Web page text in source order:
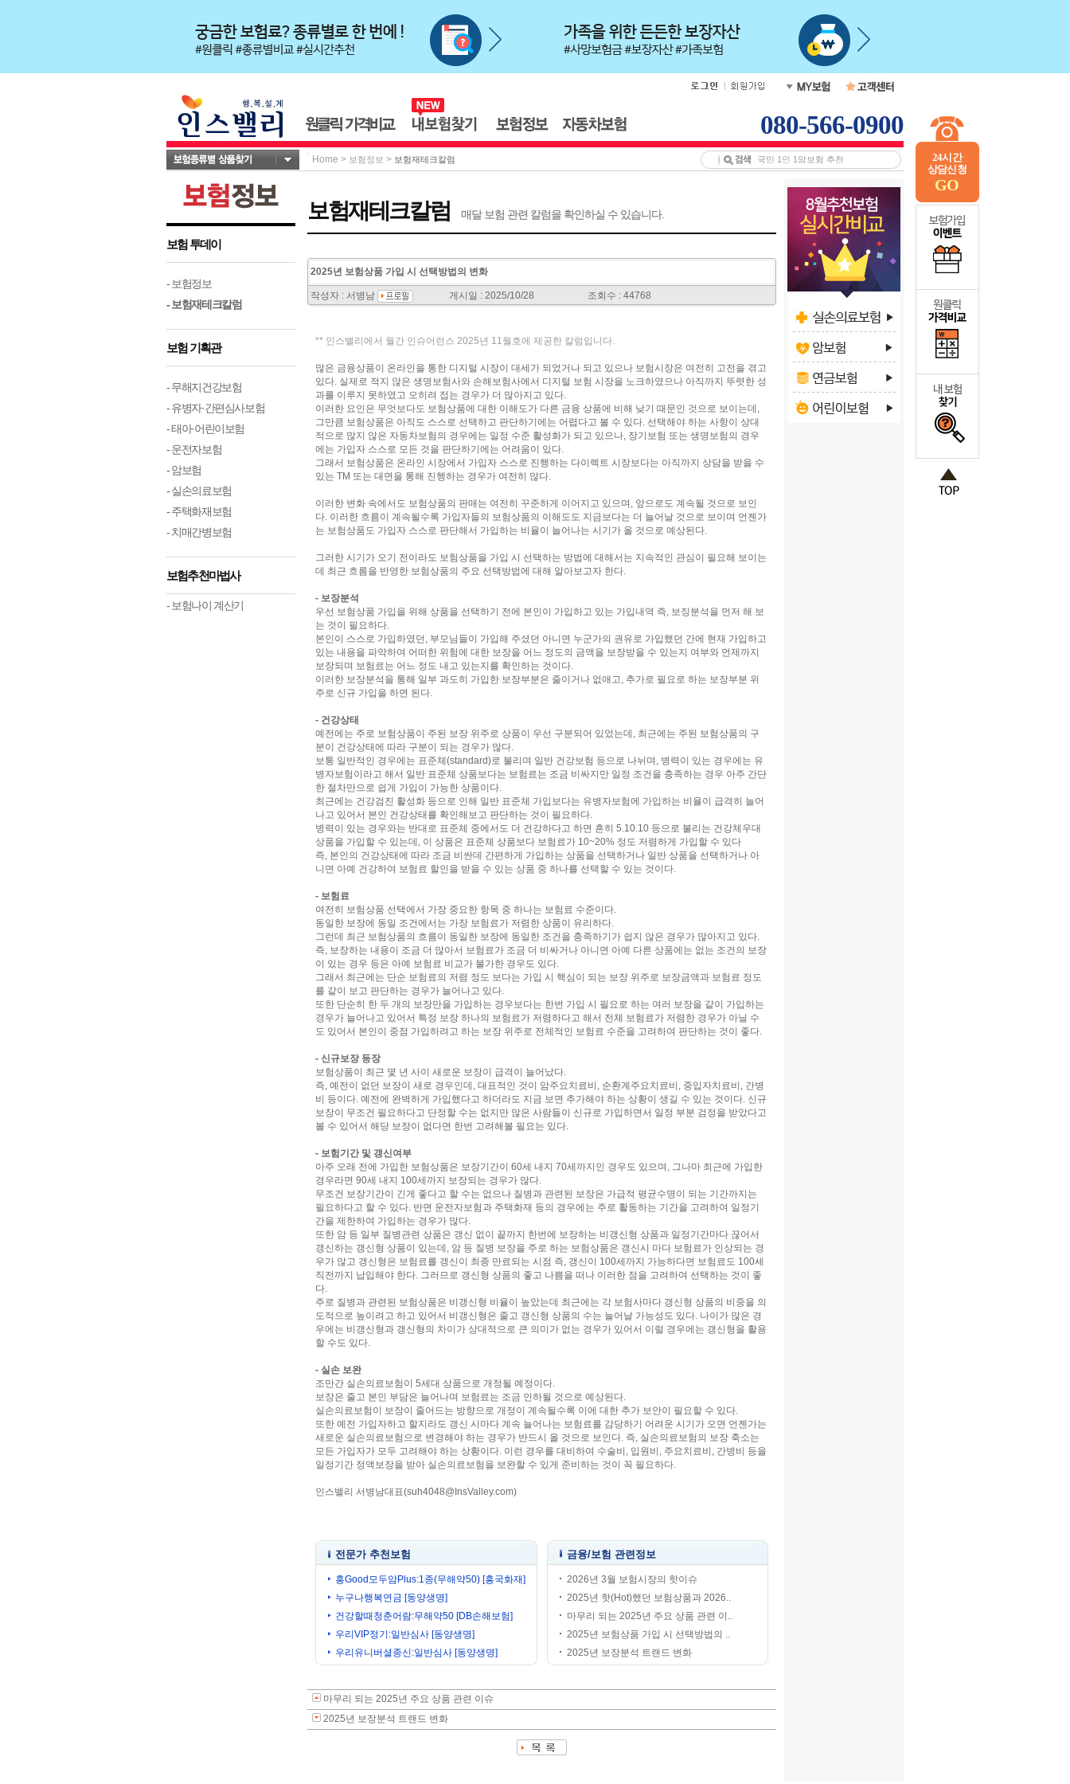
24시간
상담신청
GO
080-566-0900
Home > 보험정보 > 보험재테크칼럼
보험 투데이
- 보험정보
- 보험재테크칼럼
보험 기획관
- 무해지건강보험
- 유병자·간편심사보험
- 태아·어린이보험
- 운전자보험
- 암보험
- 실손의료보험
- 주택화재보험
- 치매간병보험
보험추천마법사
- 보험나이 계산기
보험재테크칼럼 매달 보험 관련 칼럼을 확인하실 수 있습니다.
2025년 보험상품 가입 시 선택방법의 변화
작성자 : 서병남 게시일 : 2025/10/28 조회수 : 44768
** 인스밸리에서 월간 인슈어런스 2025년 11월호에 제공한 칼럼입니다.
많은 금융상품이 온라인을 통한 디지털 시장이 대세가 되었거나 되고 있으나 보험시장은 여전히 고전을 겪고
있다. 실제로 적지 않은 생명보험사와 손해보험사에서 디지털 보험 시장을 노크하였으나 아직까지 뚜렷한 성
과를 이루지 못하였고 오히려 접는 경우가 더 많아지고 있다.
이러한 요인은 무엇보다도 보험상품에 대한 이해도가 다른 금융 상품에 비해 낮기 때문인 것으로 보이는데,
그만큼 보험상품은 아직도 스스로 선택하고 판단하기에는 어렵다고 볼 수 있다. 선택해야 하는 사항이 상대
적으로 많지 않은 자동차보험의 경우에는 일정 수준 활성화가 되고 있으나, 장기보험 또는 생명보험의 경우
에는 가입자 스스로 모든 것을 판단하기에는 어려움이 있다.
그래서 보험상품은 온라인 시장에서 가입자 스스로 진행하는 다이렉트 시장보다는 아직까지 상담을 받을 수
있는 TM 또는 대면을 통해 진행하는 경우가 여전히 많다.
이러한 변화 속에서도 보험상품의 판매는 여전히 꾸준하게 이어지고 있으며, 앞으로도 계속될 것으로 보인
다. 이러한 흐름이 계속될수록 가입자들의 보험상품의 이해도도 지금보다는 더 늘어날 것으로 보이며 언젠가
는 보험상품도 가입자 스스로 판단해서 가입하는 비율이 늘어나는 시기가 올 것으로 예상된다.
그러한 시기가 오기 전이라도 보험상품을 가입 시 선택하는 방법에 대해서는 지속적인 관심이 필요해 보이는
데 최근 흐름을 반영한 보험상품의 주요 선택방법에 대해 알아보고자 한다.
- 보장분석
우선 보험상품 가입을 위해 상품을 선택하기 전에 본인이 가입하고 있는 가입내역 즉, 보징분석을 먼저 해 보
는 것이 필요하다.
본인이 스스로 가입하였던, 부모님들이 가입해 주셨던 아니면 누군가의 권유로 가입했던 간에 현재 가입하고
있는 내용을 파악하여 어떠한 위험에 대한 보장을 어느 정도의 금액을 보장받을 수 있는지 여부와 언제까지
보장되며 보험료는 어느 정도 내고 있는지를 확인하는 것이다.
이러한 보장분석을 통해 일부 과도히 가입한 보장부분은 줄이거나 없애고, 추가로 필요로 하는 보장부분 위
주로 신규 가입을 하면 된다.
- 건강상태
예전에는 주로 보험상품이 주된 보장 위주로 상품이 우선 구분되어 있었는데, 최근에는 주된 보험상품의 구
분이 건강상태에 따라 구분이 되는 경우가 많다.
보통 일반적인 경우에는 표준체(standard)로 불리며 일반 건강보험 등으로 나뉘며, 병력이 있는 경우에는 유
병자보험이라고 해서 일반 표준체 상품보다는 보험료는 조금 비싸지만 일정 조건을 충족하는 경우 아주 간단
한 절차만으로 쉽게 가입이 가능한 상품이다.
최근에는 건강검진 활성화 등으로 인해 일반 표준체 가입보다는 유병자보험에 가입하는 비율이 급격히 늘어
나고 있어서 본인 건강상태를 확인해보고 판단하는 것이 필요하다.
병력이 있는 경우와는 반대로 표준체 중에서도 더 건강하다고 하면 흔히 5.10.10 등으로 불리는 건강체우대
상품을 가입할 수 있는데, 이 상품은 표준체 상품보다 보험료가 10~20% 정도 저렴하게 가입할 수 있다
즉, 본인의 건강상태에 따라 조금 비싼데 간편하게 가입하는 상품을 선택하거나 일반 상품을 선택하거나 아
니면 아예 건강하여 보험료 할인을 받을 수 있는 상품 중 하나를 선택할 수 있는 것이다.
- 보험료
여전히 보험상품 선택에서 가장 중요한 항목 중 하나는 보험료 수준이다.
동일한 보장에 동일 조건에서는 가장 보험료가 저렴한 상품이 유리하다.
그런데 최근 보험상품의 흐름이 동일한 보장에 동일한 조건을 충족하기가 쉽지 않은 경우가 많아지고 있다.
즉, 보장하는 내용이 조금 더 많아서 보험료가 조금 더 비싸거나 아니면 아예 다른 상품에는 없는 조건의 보장
이 있는 경우 등은 아예 보험료 비교가 불가한 경우도 있다.
그래서 최근에는 단순 보험료의 저렴 정도 보다는 가입 시 핵심이 되는 보장 위주로 보장금액과 보험료 정도
를 같이 보고 판단하는 경우가 늘어나고 있다.
또한 단순히 한 두 개의 보장만을 가입하는 경우보다는 한번 가입 시 필요로 하는 여러 보장을 같이 가입하는
경우가 늘어나고 있어서 특정 보장 하나의 보험료가 저렴하다고 해서 전체 보험료가 저렴한 경우가 아닐 수
도 있어서 본인이 중점 가입하려고 하는 보장 위주로 전체적인 보험료 수준을 고려하여 판단하는 것이 좋다.
- 신규보장 등장
보험상품이 최근 몇 년 사이 새로운 보장이 급격이 늘어났다.
즉, 예전이 없던 보장이 새로 경우인데, 대표적인 것이 암주요치료비, 순환계주요치료비, 중입자치료비, 간병
비 등이다. 예전에 완벽하게 가입했다고 하더라도 지금 보면 추가해야 하는 상황이 생길 수 있는 것이다. 신규
보장이 무조건 필요하다고 단정할 수는 없지만 많은 사람들이 신규로 가입하면서 일정 부분 검정을 받았다고
볼 수 있어서 해당 보장이 없다면 한번 고려해볼 필요는 있다.
- 보험기간 및 갱신여부
아주 오래 전에 가입한 보험상품은 보장기간이 60세 내지 70세까지인 경우도 있으며, 그나마 최근에 가입한
경우라면 90세 내지 100세까지 보장되는 경우가 많다.
무조건 보장기간이 긴게 좋다고 할 수는 없으나 질병과 관련된 보장은 가급적 평균수명이 되는 기간까지는
필요하다고 할 수 있다. 반면 운전자보험과 주택화재 등의 경우에는 주로 활동하는 기간을 고려하여 일정기
간을 제한하여 가입하는 경우가 많다.
또한 암 등 일부 질병관련 상품은 갱신 없이 끝까지 한번에 보장하는 비갱신형 상품과 일정기간마다 끊어서
갱신하는 갱신형 상품이 있는데, 암 등 질병 보장을 주로 하는 보험상품은 갱신시 마다 보험료가 인상되는 경
우가 많고 갱신형은 보험료를 갱신이 최종 만료되는 시점 즉, 갱신이 100세까지 가능하다면 보험료도 100세
직전까지 납입해야 한다. 그러므로 갱신형 상품의 좋고 나쁨을 떠나 이러한 점을 고려하여 선택하는 것이 좋
다.
주로 질병과 관련된 보험상품은 비갱신형 비율이 높았는데 최근에는 각 보험사마다 갱신형 상품의 비중을 의
도적으로 높이려고 하고 있어서 비갱신형은 줄고 갱신형 상품의 수는 늘어날 가능성도 있다. 나이가 많은 경
우에는 비갱신형과 갱신형의 차이가 상대적으로 큰 의미가 없는 경우가 있어서 이럴 경우에는 갱신형을 활용
할 수도 있다.
- 실손 보완
조만간 실손의료보험이 5세대 상품으로 개정될 예정이다.
보장은 줄고 본인 부담은 늘어나며 보험료는 조금 인하될 것으로 예상된다.
실손의료보험이 보장이 줄어드는 방향으로 개정이 계속될수록 이에 대한 추가 보안이 필요할 수 있다.
또한 예전 가입자하고 할지라도 갱신 시마다 계속 늘어나는 보험료를 감당하기 어려운 시기가 오면 언젠가는
새로운 실손의료보험으로 변경해야 하는 경우가 반드시 올 것으로 보인다. 즉, 실손의료보험의 보장 축소는
모든 가입자가 모두 고려해야 하는 상황이다. 이런 경우를 대비하여 수술비, 입원비, 주요치료비, 간병비 등을
일정기간 정액보장을 받아 실손의료보험을 보완할 수 있게 준비하는 것이 꼭 필요하다.
인스밸리 서병남대표(suh4048@InsValley.com)
전문가 추천보험
흥Good모두암Plus:1종(무해약50) [흥국화재]
누구나행복연금 [동양생명]
건강할때청춘어람:무해약50 [DB손해보험]
우리VIP정기:일반심사 [동양생명]
우리유니버셜종신:일반심사 [동양생명]
금융/보험 관련정보
2026년 3월 보험시장의 핫이슈
2025년 핫(Hot)했던 보험상품과 2026..
마무리 되는 2025년 주요 상품 관련 이..
2025년 보험상품 가입 시 선택방법의 ..
2025년 보장분석 트랜드 변화
마무리 되는 2025년 주요 상품 관련 이슈
2025년 보장분석 트랜드 변화